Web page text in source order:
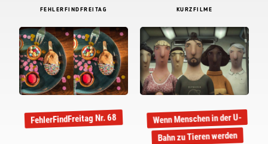
FEHLERFINDFREITAG
FehlerFindFreitag Nr. 68
KURZFILME
Wenn Menschen in der U-
Bahn zu Tieren werden